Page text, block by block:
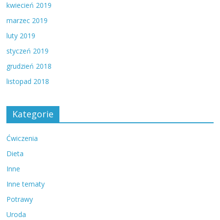
kwiecień 2019
marzec 2019
luty 2019
styczeń 2019
grudzień 2018
listopad 2018
Kategorie
Ćwiczenia
Dieta
Inne
Inne tematy
Potrawy
Uroda